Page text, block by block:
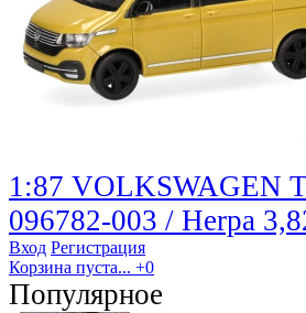
1:87 VOLKSWAGEN
096782-003 / Herpa
Вход Регистрация
Корзина пуста... +0
Популярное